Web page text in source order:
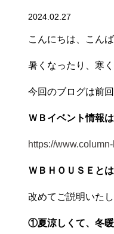
2024.02.27
こんにちは、こん
暑くなったり、寒
今回のブログは前
ＷＢイベント情報
https://
ＷＢＨＯＵＳＥと
改めてご説明いた
①夏涼しくて、冬暖